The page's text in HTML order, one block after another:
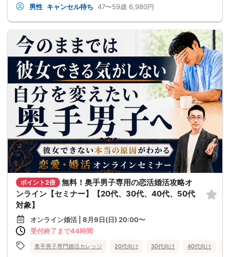
男性 キャンセル待ち 47〜59歳 6,980円
ポイント2倍
無料！奥手男子専用の恋活婚活攻略オ
ンライン【セミナー】【20代、30代、40代、50代
対象】
オンライン婚活 | 8月9日(日) 20:00〜
受付終了まで44時間
奥手男子専門婚活カレッジ 20代向け 30代向け 40代向け